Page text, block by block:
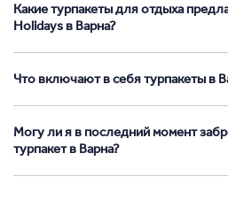
Какие турпакеты для отдыха
Holidays в Варна?
Что включают в себя турпакеты в
Могу ли я в последний момент
турпакет в Варна?